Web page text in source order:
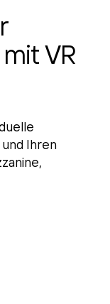
VR
und Ihren